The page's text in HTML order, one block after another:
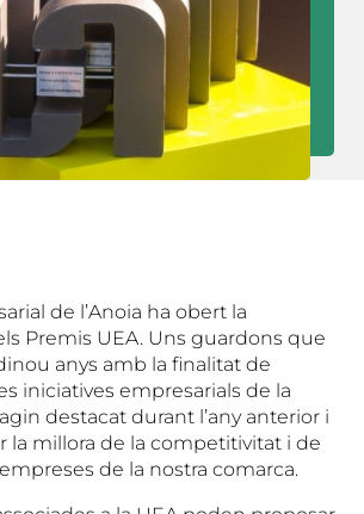
de l’Anoia ha obert la
Premis UEA. Uns guardons que
anys amb la finalitat de
iniciatives empresarials de la
destacat durant l’any anterior i
la millora de la competitivitat i de
de la nostra comarca.